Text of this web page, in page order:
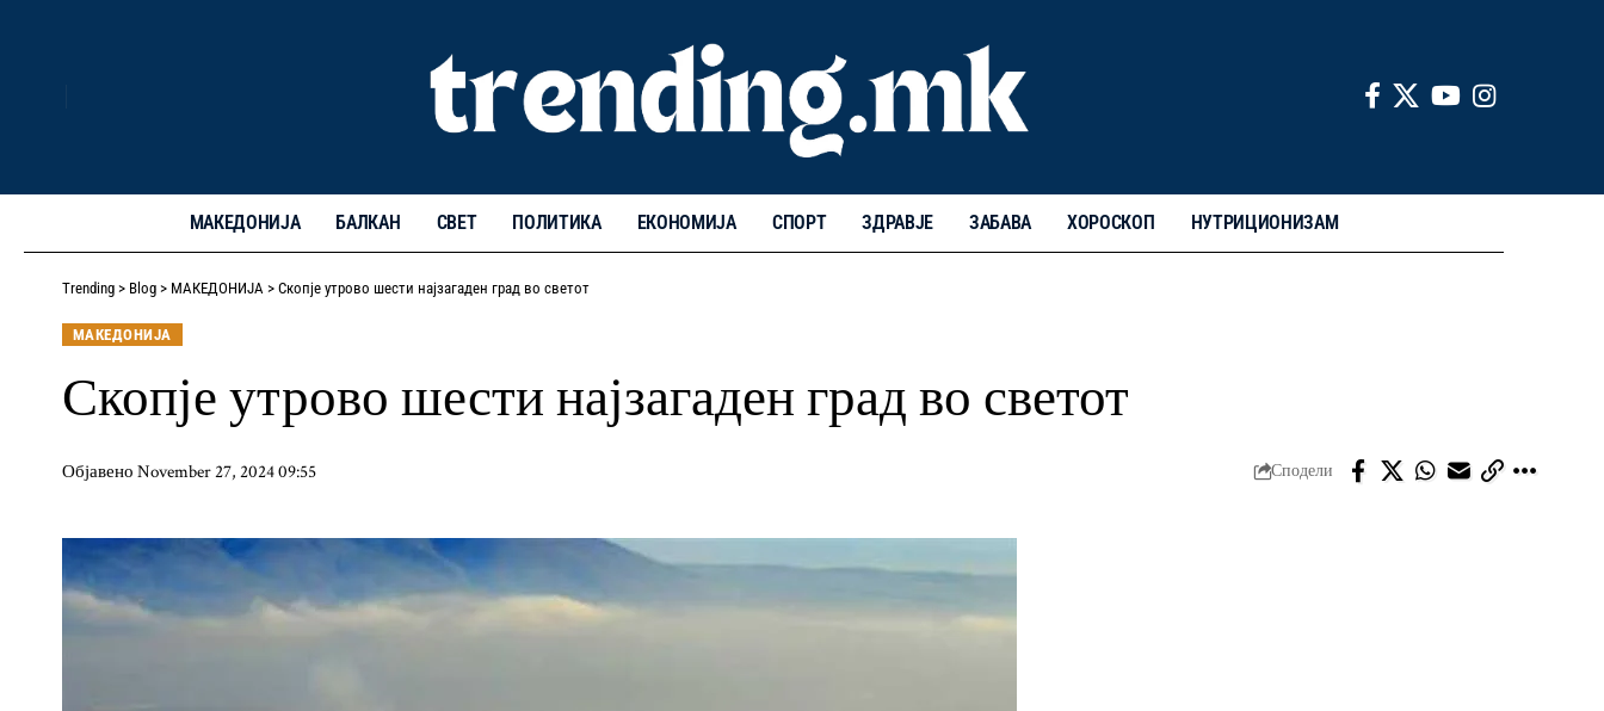
МАКЕДОНИЈА БАЛКАН СВЕТ ПОЛИТИКА ЕКОНОМИЈА СПОРТ ЗДРАВЈЕ ЗАБАВА ХОРОСКОП НУТРИЦИОНИЗАМ
Trending > Blog > МАКЕДОНИЈА > Скопје утрово шести најзагаден град во светот
МАКЕДОНИЈА
Скопје утрово шести најзагаден град во светот
Објавено November 27, 2024 09:55 Сподели